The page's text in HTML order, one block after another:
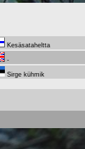
Kesäsataheltta
-
Sirge kühmik